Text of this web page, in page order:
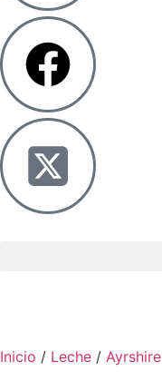
Inicio / Leche / Ayrshire